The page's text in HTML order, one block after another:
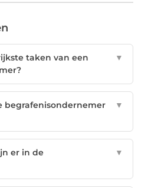
taken van een
▼
begrafenisondernemer
▼
er in de
▼